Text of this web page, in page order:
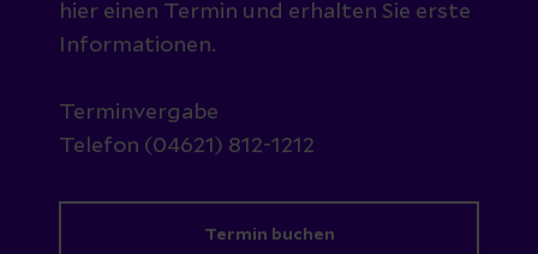
hier einen Termin und erhalten Sie erste
Informationen.
Terminvergabe
Telefon (04621) 812-1212
Termin buchen